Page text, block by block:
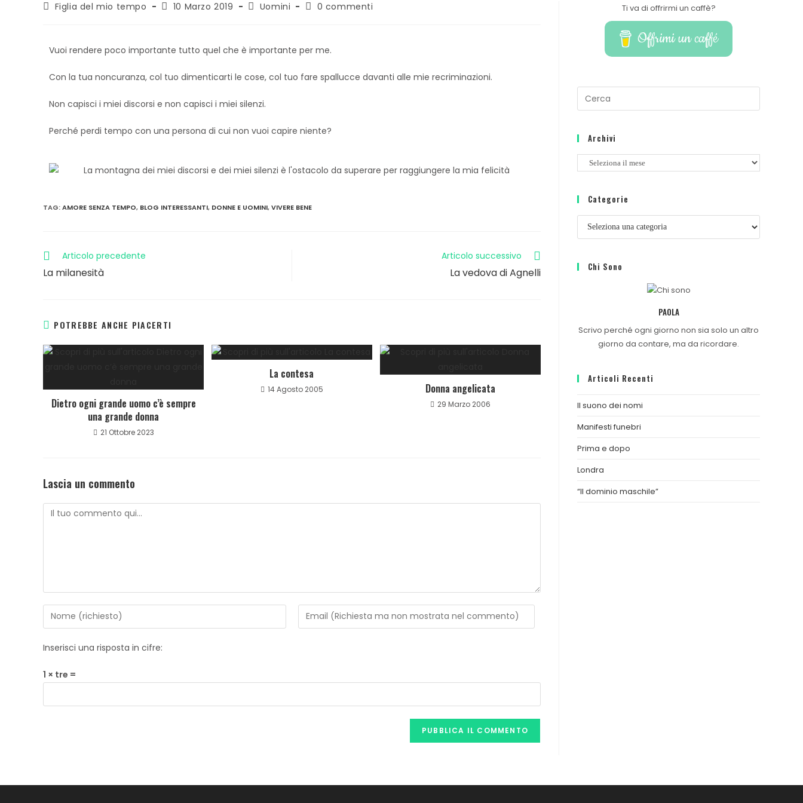
Figlia del mio tempo 10 Marzo 2019 Uomini 0 commenti
Vuoi rendere poco importante tutto quel che è importante per me.
Con la tua noncuranza, col tuo dimenticarti le cose, col tuo fare spallucce davanti alle mie recriminazioni.
Non capisci i miei discorsi e non capisci i miei silenzi.
Perché perdi tempo con una persona di cui non vuoi capire niente?
TAG:AMORE SENZA TEMPO, BLOG INTERESSANTI, DONNE E UOMINI,VIVERE BENE
Articolo precedente
La milanesità
Articolo successivo
La vedova di Agnelli
POTREBBE ANCHE PIACERTI
Dietro ogni grande uomo c’è sempre
una grande donna
21 Ottobre 2023
La contesa
14 Agosto 2005 Donna angelicata
29 Marzo 2006
Lascia un commento
Inserisci una risposta in cifre:
1 × tre =
Ti va di offrirmi un caffè?
Offrimi un caffé
Archivi
Categorie
Chi Sono
PAOLA
Scrivo perché ogni giorno non sia solo un altro
giorno da contare, ma da ricordare.
Articoli Recenti
Il suono dei nomi
Manifesti funebri
Prima e dopo
Londra
“Il dominio maschile”